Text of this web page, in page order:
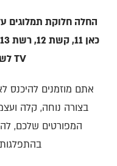
החלה חלוקת תמלוגים על
כאן 11, קשת 12, רשת 13, כאן 33,
TVלשנים
אתם מוזמנים להיכנס
בצורה נוחה, קלה
המפורטים שלכם,
בהתפלגות